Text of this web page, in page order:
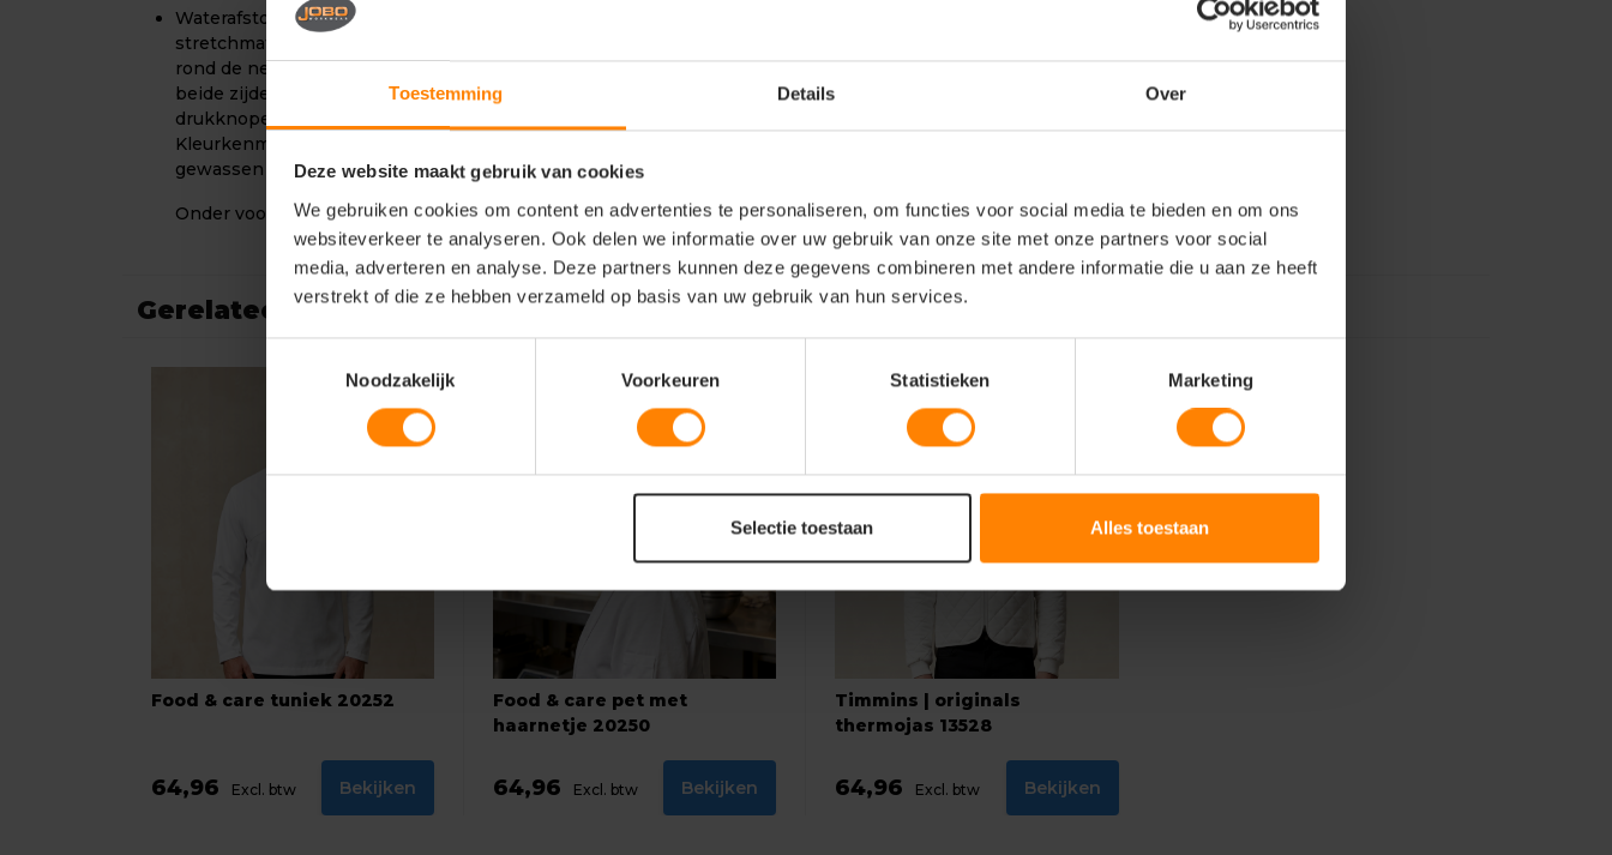
Toestemming Details Over
Deze website maakt gebruik van cookies
We gebruiken cookies om content en advertenties te personaliseren, om functies voor social media te bieden en om ons
websiteverkeer te analyseren. Ook delen we informatie over uw gebruik van onze site met onze partners voor social
media, adverteren en analyse. Deze partners kunnen deze gegevens combineren met andere informatie die u aan ze heeft
verstrekt of die ze hebben verzameld op basis van uw gebruik van hun services.
Noodzakelijk
Voorkeuren Statistieken Marketing
Selectie toestaan Alles toestaan
Waterafstotend. Bepaalde delen van het product zijn voorzien van
stretchmateriaal. Hoge kraag. Licht gevormde kraag, sluit goed aan
rond de nek en beschermd tegen kou. Tricot bij de pols. Split aan
beide zijden. Sluiting met verborgen drukknopen. Metalen
drukknopen. Geschikt voor naamlabel, HF-chip en UHF-chip.
Kleurkenmerk voor maataanduiding. Het product kan industrieel
gewassen worden.
Onder voorbehoud van productveranderingen.
Gerelateerde producten
Food & care tuniek 20252
64,96 Excl. btw Bekijken
Food & care pet met
haarnetje 20250
64,96 Excl. btw Bekijken
Timmins | originals
thermojas 13528
64,96 Excl. btw Bekijken